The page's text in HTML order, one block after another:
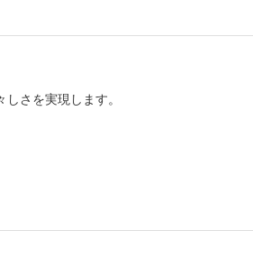
さを実現します。